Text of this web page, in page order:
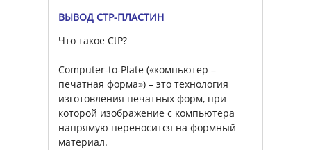
ВЫВОД CTP-ПЛАСТИН
Что такое CtP?
Computer-to-Plate («компьютер –
печатная форма») – это технология
изготовления печатных форм, при
которой изображение с компьютера
напрямую переносится на формный
материал.